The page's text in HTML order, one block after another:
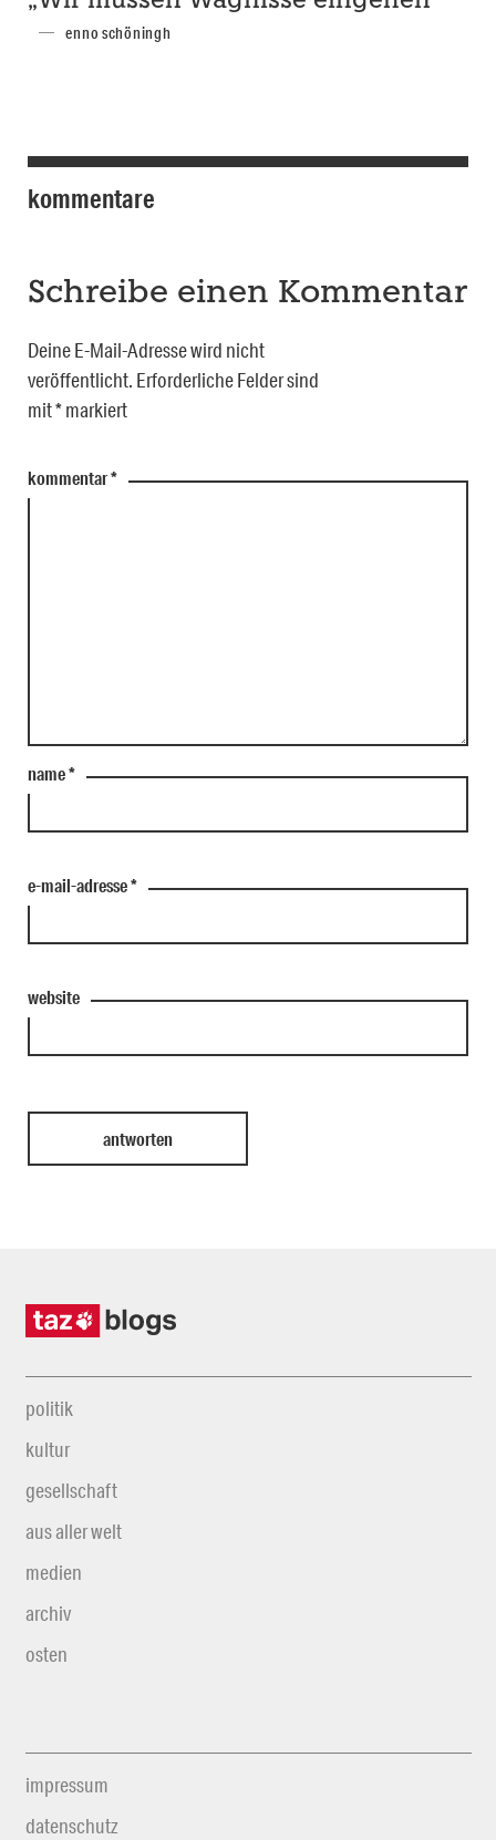
enno schöningh
kommentare
Schreibe einen Kommentar
Deine E-Mail-Adresse wird nicht
veröffentlicht. Erforderliche Felder sind
mit*markiert
kommentar*
name*
e-mail-adresse*
website
politik
kultur
gesellschaft
aus aller welt
medien
archiv
osten
impressum
datenschutz